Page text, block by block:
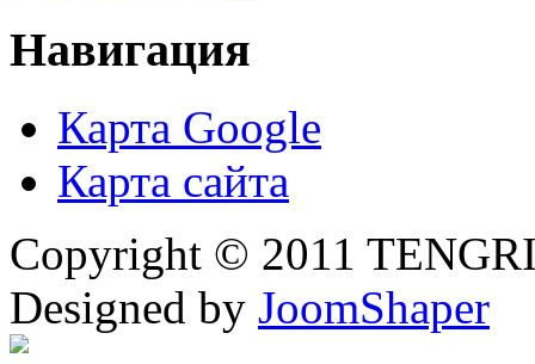
Навигация
Карта Google
Карта сайта
Copyright © 2011
Designed by JoomShaper